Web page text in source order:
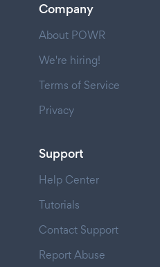
Company
About POWR
We're hiring!
Terms of Service
Privacy
Support
Help Center
Tutorials
Contact Support
Report Abuse